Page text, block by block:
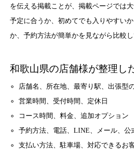
を伝える掲載ことが、掲載ページでは
予定に合うか、初めてでも入りやすい
か、予約方法が簡単かを見ながら比較し
和歌山県の店舗様が整理し
店舗名、所在地、最寄り駅、出張型
営業時間、受付時間、定休日
コース時間、料金、追加オプション
予約方法、電話、LINE、メール、公
支払い方法、駐車場、対応できるお